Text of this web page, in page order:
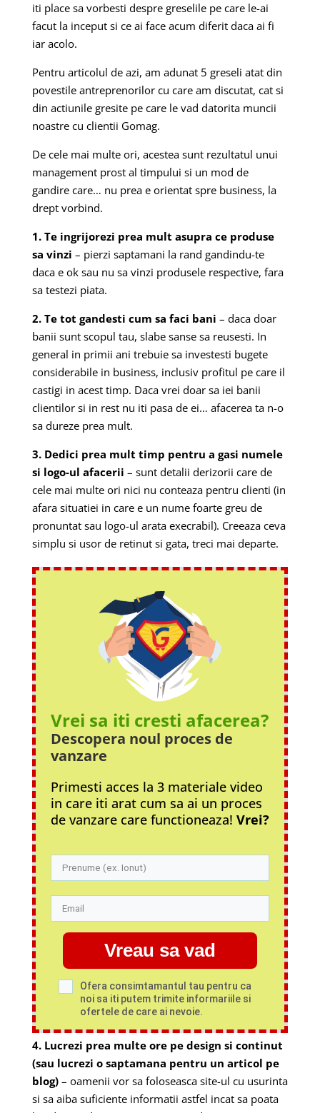
iti place sa vorbesti despre greselile pe care le-ai
facut la inceput si ce ai face acum diferit daca ai fi
iar acolo.
Pentru articolul de azi, am adunat 5 greseli atat din
povestile antreprenorilor cu care am discutat, cat si
din actiunile gresite pe care le vad datorita muncii
noastre cu clientii Gomag.
De cele mai multe ori, acestea sunt rezultatul unui
management prost al timpului si un mod de
gandire care… nu prea e orientat spre business, la
drept vorbind.
1. Te ingrijorezi prea mult asupra ce produse
sa vinzi – pierzi saptamani la rand gandindu-te
daca e ok sau nu sa vinzi produsele respective, fara
sa testezi piata.
2. Te tot gandesti cum sa faci bani – daca doar
banii sunt scopul tau, slabe sanse sa reusesti. In
general in primii ani trebuie sa investesti bugete
considerabile in business, inclusiv profitul pe care il
castigi in acest timp. Daca vrei doar sa iei banii
clientilor si in rest nu iti pasa de ei… afacerea ta n-o
sa dureze prea mult.
3. Dedici prea mult timp pentru a gasi numele
si logo-ul afacerii – sunt detalii derizorii care de
cele mai multe ori nici nu conteaza pentru clienti (in
afara situatiei in care e un nume foarte greu de
pronuntat sau logo-ul arata execrabil). Creeaza ceva
simplu si usor de retinut si gata, treci mai departe.
Vrei sa iti cresti afacerea?
Descopera noul procesde
vanzare
Primesti acces la 3 materiale video
in care iti arat cum sa ai un proces
de vanzare care functioneaza! Vrei?
Vreau sa vad
Ofera consimtamantul tau pentru ca
noi sa iti putem trimite informariile si
ofertele de care ai nevoie.
4. Lucrezi prea multe ore pe design si continut
(sau lucrezi o saptamana pentru un articol pe
blog) – oamenii vor sa foloseasca site-ul cu usurinta
si sa aiba suficiente informatii astfel incat sa poata